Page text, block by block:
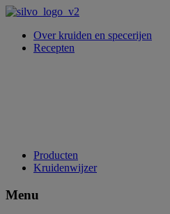
Over kruiden en specerijen
Recepten
Producten
Kruidenwijzer
Menu